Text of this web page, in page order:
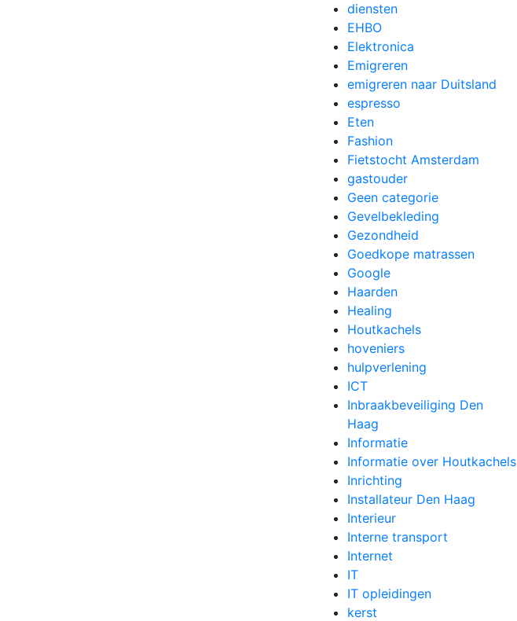
diensten
EHBO
Elektronica
Emigreren
emigreren naar Duitsland
espresso
Eten
Fashion
Fietstocht Amsterdam
gastouder
Geen categorie
Gevelbekleding
Gezondheid
Goedkope matrassen
Google
Haarden
Healing
Houtkachels
hoveniers
hulpverlening
ICT
Inbraakbeveiliging Den
Haag
Informatie
Informatie over Houtkachels
Inrichting
Installateur Den Haag
Interieur
Interne transport
Internet
IT
IT opleidingen
kerst